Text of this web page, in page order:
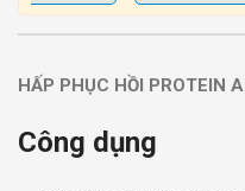
HẤP PHỤC HỒI PROTEIN
Công dụng